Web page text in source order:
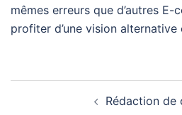
mêmes erreurs que d’autres
profiter d’une vision alternative
Rédaction de